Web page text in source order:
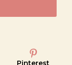
Pinterest